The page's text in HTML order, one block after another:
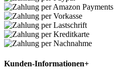
Kunden-Informationen+